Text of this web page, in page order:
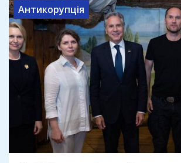
Антикорупція